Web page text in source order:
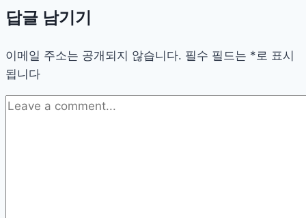
작
는
마
답글 남기기
이메일 주소는 공개되지 않습니다. 필수 필드는 * 로 표시
됩니다